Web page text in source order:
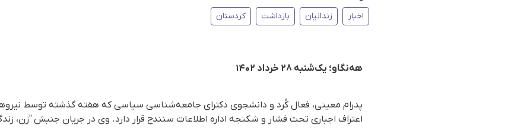
اخبار زندانیان بازداشت کردستان
هه‌نگاو؛ یک‌شنبه ۲۸ خرداد ۱۴۰۲
پدرام معینی، فعال کُرد و دانشجوی دکترای جامعه‌شناسی سیاسی که هفته گذشته توسط
اعتراف اجباری تحت فشار و شکنجه اداره اطلاعات سنندج قرار دارد. وی در جریان جنبش "زن،